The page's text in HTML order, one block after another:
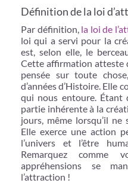
Définition de la loi
Par définition, la loi de
loi qui a servi pour la
est, selon elle, le
Cette affirmation atteste
pensée sur toute
d’années d’Histoire. Elle
qui nous entoure. Étant
partie inhérente à la
jours, même lorsqu’il ne
Elle exerce une action
l’univers et l’être
Remarquez comme
appréhensions se
l’attraction !